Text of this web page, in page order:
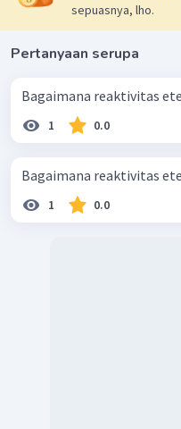
sepuasnya, lho.
Pertanyaan serupa
Bagaimana reaktivitas
1 0.0
Bagaimana reaktivitas
1 0.0